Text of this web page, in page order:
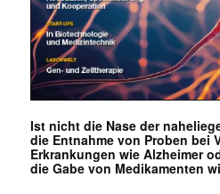
Ist nicht die Nase der
die Entnahme von Proben bei
Erkrankungen wie Alzheimer
die Gabe von Medikamenten